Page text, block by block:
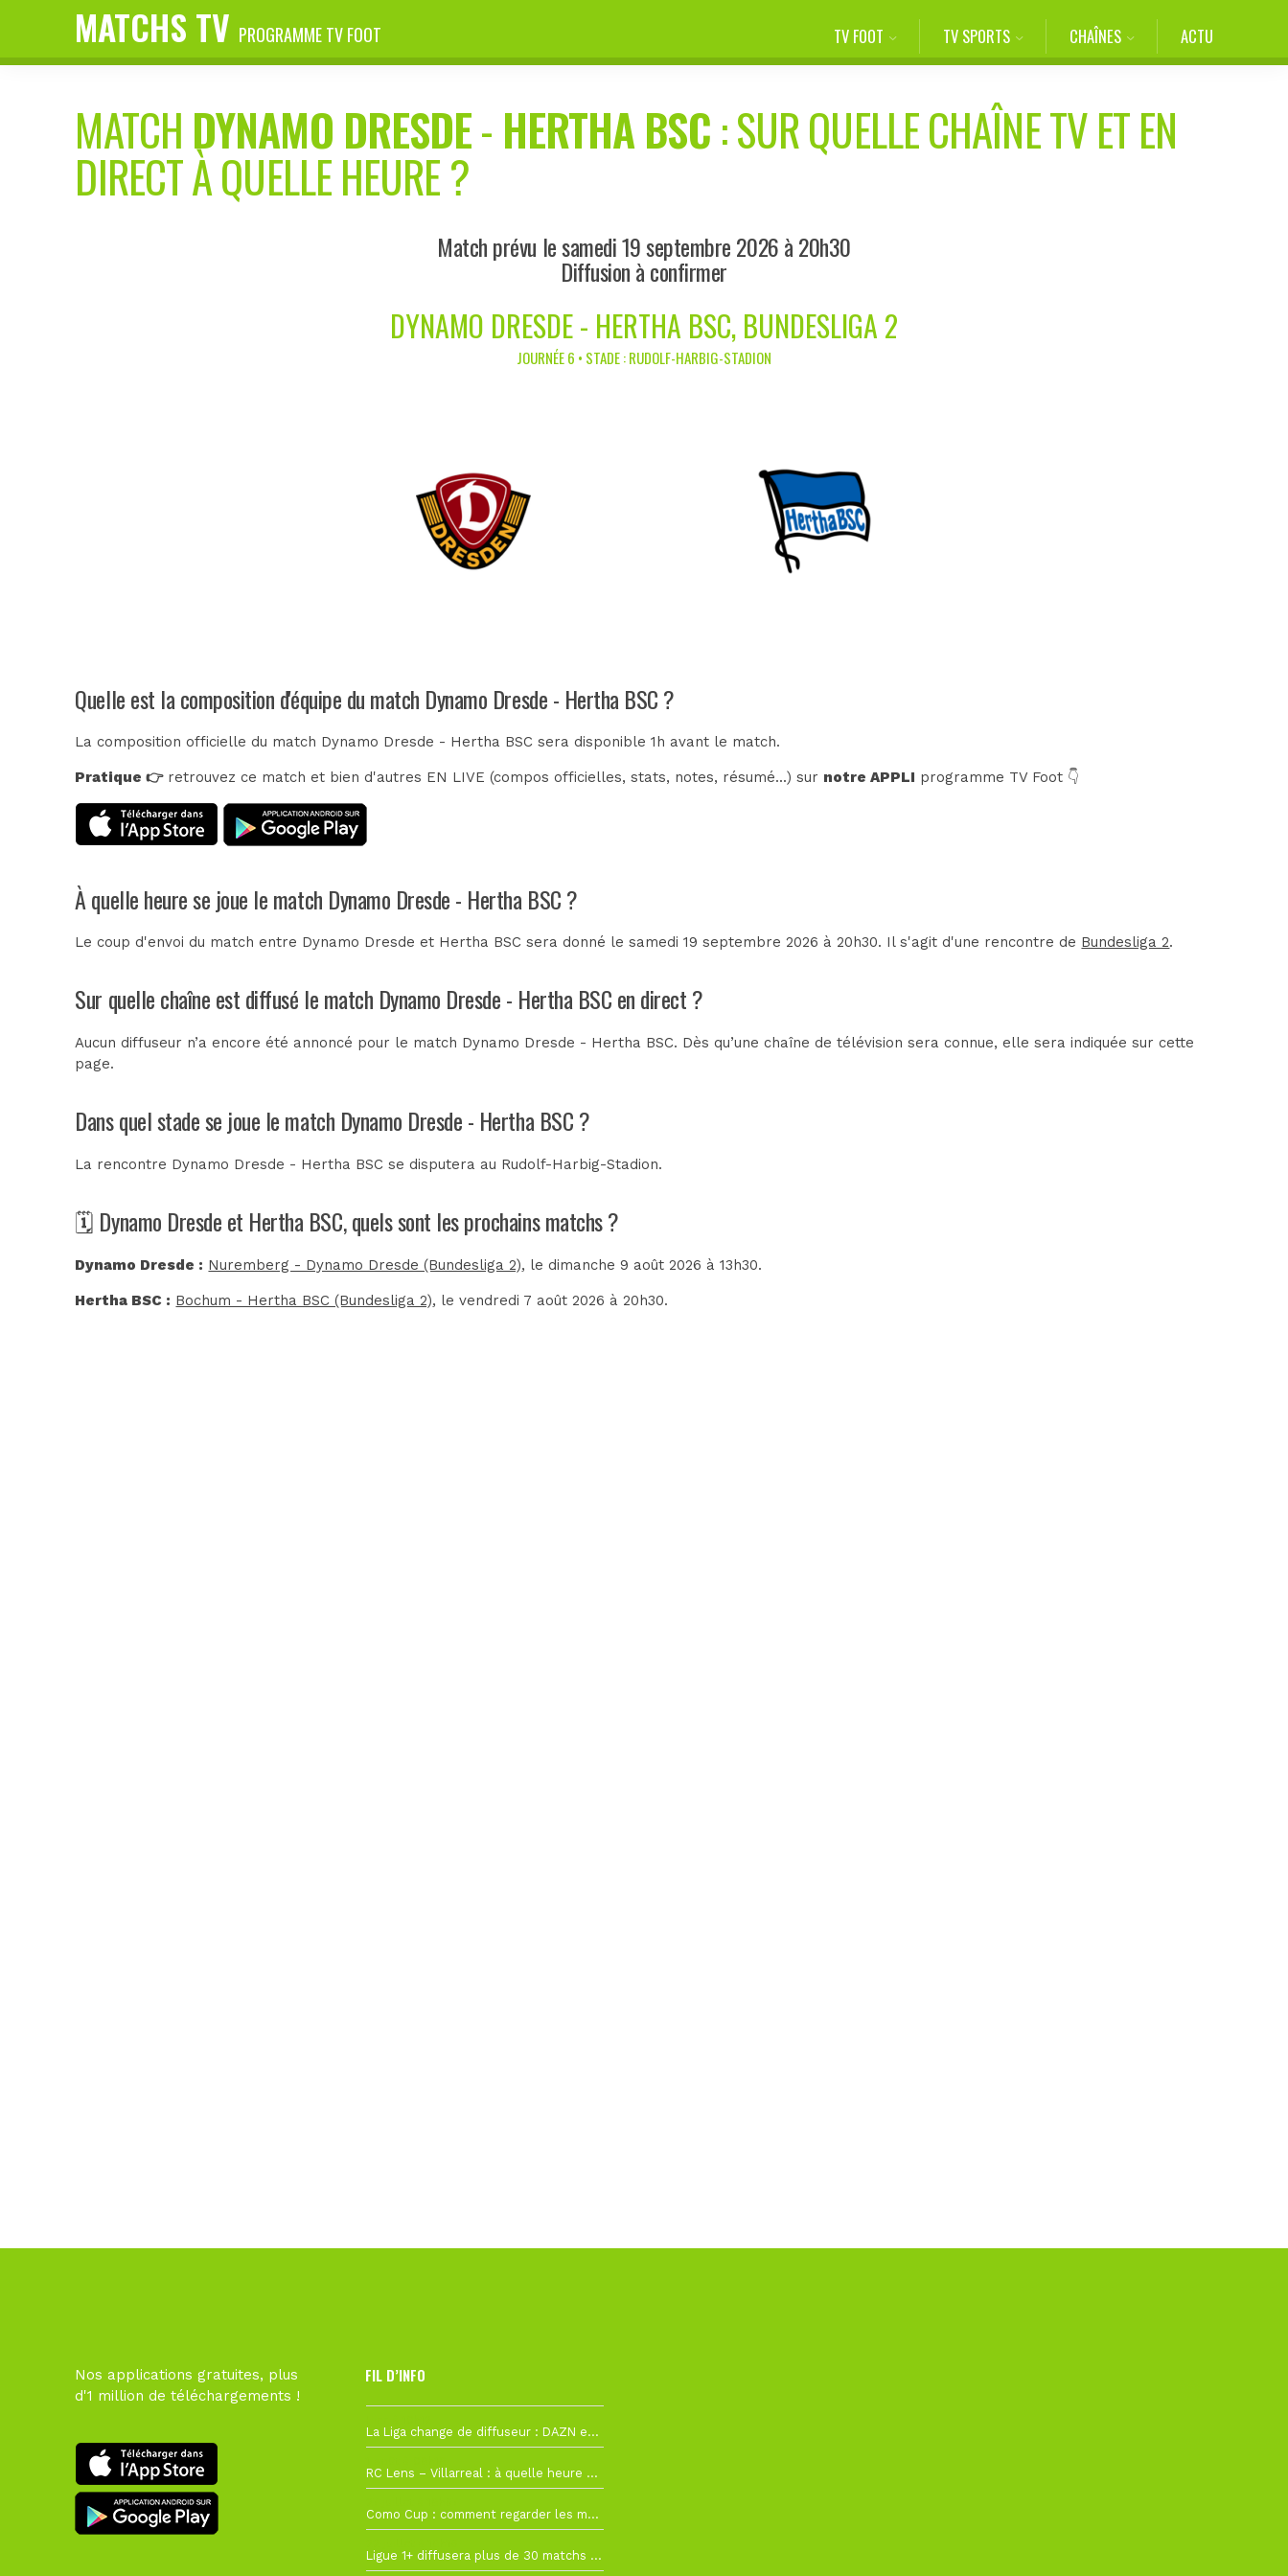
MATCHS TV PROGRAMME TV FOOT TV FOOT TV SPORTS CHAÎNES ACTU
MATCH DYNAMO DRESDE- HERTHA BSC: SUR QUELLE CHAÎNE TV ET EN
DIRECT À QUELLE HEURE ?
Match prévu le samedi 19 septembre 2026 à 20h30
Diffusion à confirmer
DYNAMO DRESDE - HERTHA BSC, BUNDESLIGA 2
JOURNÉE 6 • STADE : RUDOLF-HARBIG-STADION
Quelle est la composition d'équipe du match Dynamo Dresde - Hertha BSC ?
La composition officielle du match Dynamo Dresde - Hertha BSC sera disponible 1h avant le match.
Pratique 👉retrouvez ce match et bien d'autres EN LIVE (compos officielles, stats, notes, résumé...) sur notre APPLI programme TV Foot 👇
À quelle heure se joue le match Dynamo Dresde - Hertha BSC ?
Le coup d'envoi du match entre Dynamo Dresde et Hertha BSC sera donné le samedi 19 septembre 2026 à 20h30. Il s'agit d'une rencontre de Bundesliga 2.
Sur quelle chaîne est diffusé le match Dynamo Dresde - Hertha BSC en direct ?
Aucun diffuseur n’a encore été annoncé pour le match Dynamo Dresde - Hertha BSC. Dès qu’une chaîne de télévision sera connue, elle sera indiquée sur cette
page.
Dans quel stade se joue le match Dynamo Dresde - Hertha BSC ?
La rencontre Dynamo Dresde - Hertha BSC se disputera au Rudolf-Harbig-Stadion.
🗓️ Dynamo Dresde et Hertha BSC, quels sont les prochains matchs ?
Dynamo Dresde : Nuremberg - Dynamo Dresde (Bundesliga 2), le dimanche 9 août 2026 à 13h30.
Hertha BSC : Bochum - Hertha BSC (Bundesliga 2), le vendredi 7 août 2026 à 20h30.
Nos applications gratuites, plus
d'1 million de téléchargements !
FIL D’INFO
La Liga change de diffuseur : DAZN et Disney+ remplacent beIN Sports !
RC Lens – Villarreal : à quelle heure et sur quelle chaîne voir la finale de la Como Cup ?
Como Cup : comment regarder les matchs du RC Lens en direct ?
Ligue 1+ diffusera plus de 30 matchs amicaux avant la reprise de la Ligue 1